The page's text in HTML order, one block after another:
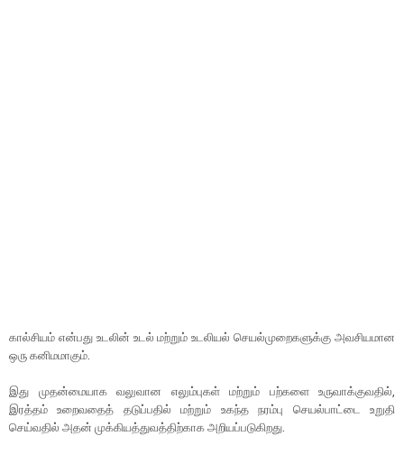
கால்சியம் என்பது உடலின் உடல் மற்றும் உடலியல் செயல்முறைகளுக்கு அவசியமான
ஒரு கனிமமாகும்.
இது முதன்மையாக வலுவான எலும்புகள் மற்றும் பற்களை உருவாக்குவதில்,
இரத்தம் உறைவதைத் தடுப்பதில் மற்றும் உகந்த நரம்பு செயல்பாட்டை உறுதி
செய்வதில் அதன் முக்கியத்துவத்திற்காக அறியப்படுகிறது.